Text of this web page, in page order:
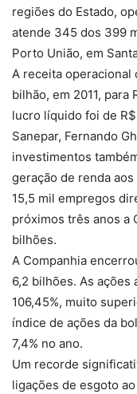
regiões do Estado,
atende 345 dos 399
Porto União, em
A receita operacional
bilhão, em 2011,
lucro líquido foi de
Sanepar, Fernando
investimentos
geração de renda
15,5 mil empregos
próximos três anos a
bilhões.
A Companhia
6,2 bilhões. As
106,45%, muito
índice de ações da
7,4% no ano.
Um recorde
ligações de esgoto